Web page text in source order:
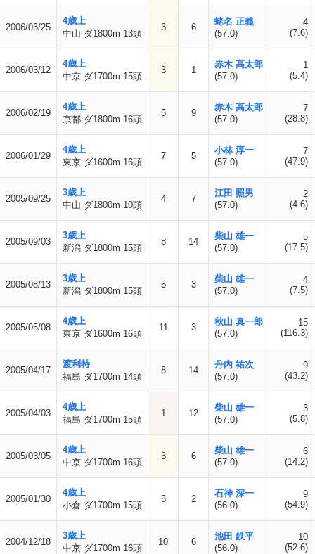
2006/03/25
4歳上
中山 ダ1800m 13頭
3 6
蛯名 正義
(57.0)
4
(7.6)
2006/03/12
4歳上
中京 ダ1700m 15頭
3 1
赤木 高太郎
(57.0)
1
(5.4)
2006/02/19
4歳上
京都 ダ1800m 16頭
5 9
赤木 高太郎
(57.0)
7
(28.8)
2006/01/29
4歳上
東京 ダ1600m 16頭
7 5
小林 淳一
(57.0)
7
(47.9)
2005/09/25
3歳上
中山 ダ1800m 10頭
4 7
江田 照男
(57.0)
2
(4.6)
2005/09/03
3歳上
新潟 ダ1800m 15頭
8 14
柴山 雄一
(57.0)
5
(17.5)
2005/08/13
3歳上
新潟 ダ1800m 15頭
5 3
柴山 雄一
(57.0)
4
(7.5)
2005/05/08
4歳上
東京 ダ1600m 16頭
11 3
秋山 真一郎
(57.0)
15
(116.3)
2005/04/17
渡利特
福島 ダ1700m 14頭
8 14
丹内 祐次
(57.0)
9
(43.2)
2005/04/03
4歳上
福島 ダ1700m 15頭
1 12
柴山 雄一
(57.0)
3
(5.8)
2005/03/05
4歳上
中京 ダ1700m 16頭
3 6
柴山 雄一
(57.0)
6
(14.2)
2005/01/30
4歳上
小倉 ダ1700m 15頭
5 2
石神 深一
(56.0)
9
(54.9)
2004/12/18
3歳上
中京 ダ1700m 16頭
10 6
池田 鉄平
(56.0)
10
(52.6)